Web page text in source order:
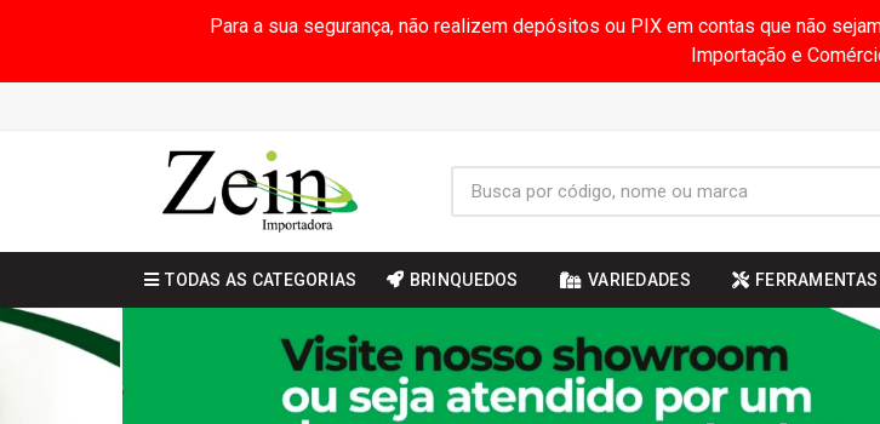
Para a sua segurança, não realizem depósitos ou PIX em contas que não
Importação e
TODAS AS CATEGORIAS BRINQUEDOS VARIEDADES FERRAMENTAS